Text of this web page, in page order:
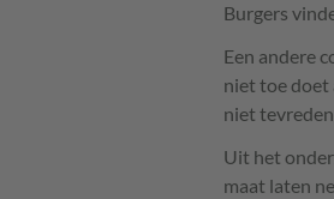
Burgers
Een andere
niet toe doet
niet
Uit het
maat laten